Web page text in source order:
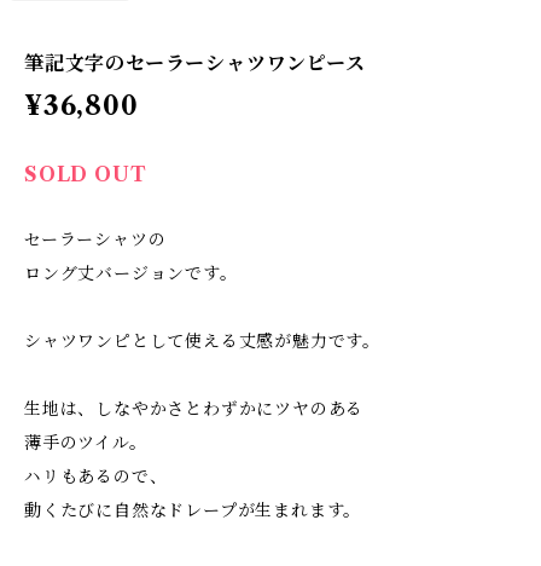
筆記文字のセーラーシャツワンピース
¥36,800
SOLD OUT
セーラーシャツの
ロング丈バージョンです。
シャツワンピとして使える丈感が魅力です。
生地は、しなやかさとわずかにツヤのある
薄手のツイル。
ハリもあるので、
動くたびに自然なドレープが生まれます。